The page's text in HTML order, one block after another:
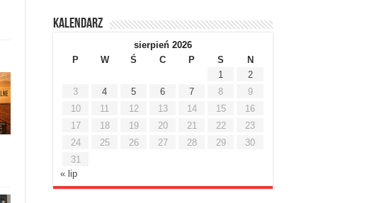
Kalendarz
sierpień 2026
P
W Ś C P S
N
1
2
3
4 5 6 7 8
9
10
11 12 13 14 15
16
17
18 19 20 21 22
23
24
25 26 27 28 29
30
31
« lip